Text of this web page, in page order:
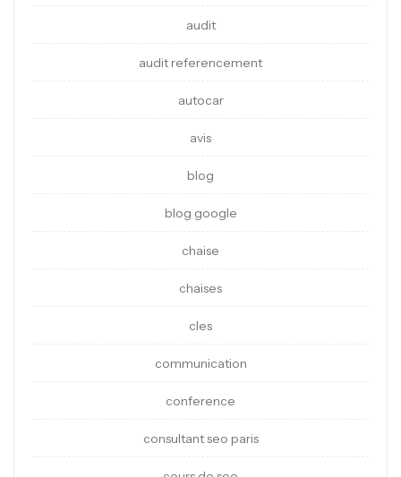
audit
audit referencement
autocar
avis
blog
blog google
chaise
chaises
cles
communication
conference
consultant seo paris